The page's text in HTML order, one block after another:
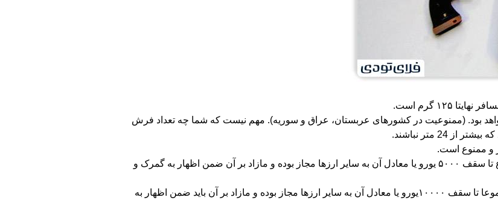
گرم است.
نهایتا تا متراژ 24 متر مربع مجاز خواهد بود. (ممنوعیت در کشورهای عربستان، عراق و سوریه). مهم نیست که شما چه تعداد فرش
متر نباشند.
و ممنوع است.
خروج ارز، اوراق بهادار و اسناد بانکی بی نام برای هر مسافر در مجموع تا سقف ۵۰۰۰ یورو یا معادل آن به سایر ارزها مجاز بوده و مازاد بر آن ضمن اظهار به گمرک و
ورود ارز، اوراق بهادار بی نام و اسناد بانکی بی نام برای هر مسافر مجموعا تا سقف ۱۰۰۰۰یورو یا معادل آن به سایر ارزها مجاز بوده و مازاد بر آن باید ضمن اظهار به